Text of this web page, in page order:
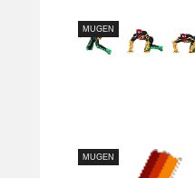
MUGEN
MUGEN